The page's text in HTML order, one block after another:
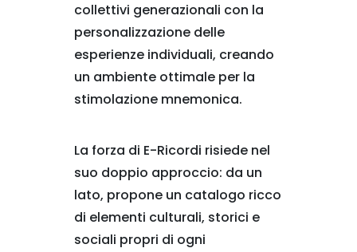
collettivi generazionali con la
personalizzazione delle
esperienze individuali, creando
un ambiente ottimale per la
stimolazione mnemonica.
La forza di E-Ricordi risiede nel
suo doppio approccio: da un
lato, propone un catalogo ricco
di elementi culturali, storici e
sociali propri di ogni